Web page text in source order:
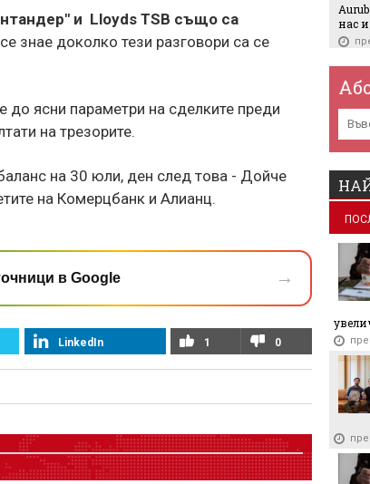
и Lloyds TSB също са
знае доколко тези разговори са се
до ясни параметри на сделките преди
на трезорите.
на 30 юли, ден след това - Дойче
на Комерцбанк и Алианц.
в Google →
LinkedIn 1 0
нас
Wizz
ще е
Work